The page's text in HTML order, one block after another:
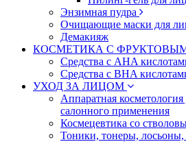
Энзимная пудра
Очищающие маски для
Демакияж
КОСМЕТИКА С
Средства с AHA
Средства с BHA
УХОД ЗА ЛИЦОМ
Аппаратная
салонного применения
Космецевтика со
Тоники, тонеры,